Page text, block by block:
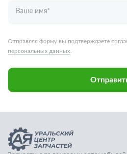
Запчасти для грузовых автомобилей
Каталог запчастей
Спецпредложения
О компании